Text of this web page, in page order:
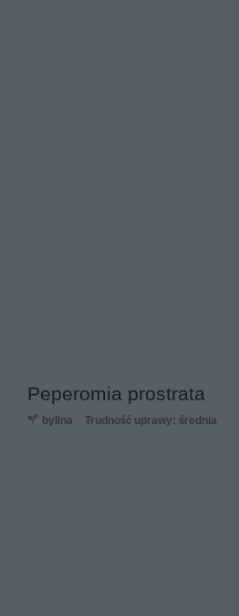
Peperomia prostrata
bylina Trudność uprawy: średnia